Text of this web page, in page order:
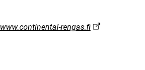
www.continental-rengas.fi